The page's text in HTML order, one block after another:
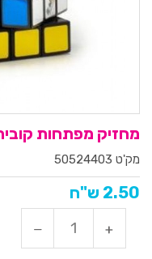
מחזיק מפתחות
מק'ט 50524403
2.50 ש"ח